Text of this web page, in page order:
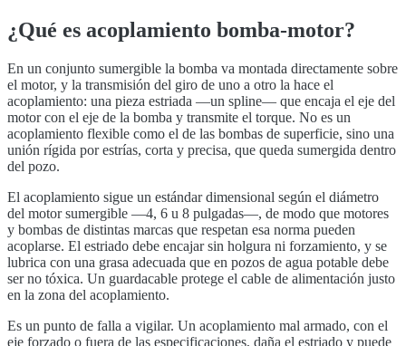
¿Qué es acoplamiento bomba-motor?
En un conjunto sumergible la bomba va montada directamente sobre
el motor, y la transmisión del giro de uno a otro la hace el
acoplamiento: una pieza estriada —un spline— que encaja el eje del
motor con el eje de la bomba y transmite el torque. No es un
acoplamiento flexible como el de las bombas de superficie, sino una
unión rígida por estrías, corta y precisa, que queda sumergida dentro
del pozo.
El acoplamiento sigue un estándar dimensional según el diámetro
del motor sumergible —4, 6 u 8 pulgadas—, de modo que motores
y bombas de distintas marcas que respetan esa norma pueden
acoplarse. El estriado debe encajar sin holgura ni forzamiento, y se
lubrica con una grasa adecuada que en pozos de agua potable debe
ser no tóxica. Un guardacable protege el cable de alimentación justo
en la zona del acoplamiento.
Es un punto de falla a vigilar. Un acoplamiento mal armado, con el
eje forzado o fuera de las especificaciones, daña el estriado y puede